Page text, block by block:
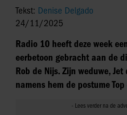
Tekst: Denise Delgado
24/11/2025
Radio 10 heeft deze week
eerbetoon gebracht aan de
Rob de Nijs. Zijn weduwe,
namens hem de postume